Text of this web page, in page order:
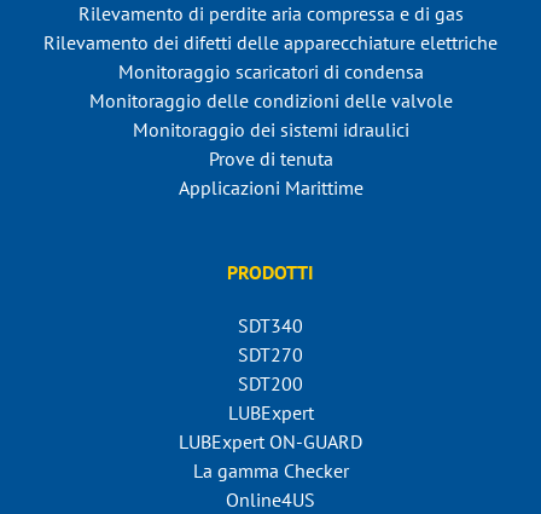
Rilevamento di perdite aria compressa e di gas
Rilevamento dei difetti delle apparecchiature elettriche
Monitoraggio scaricatori di condensa
Monitoraggio delle condizioni delle valvole
Monitoraggio dei sistemi idraulici
Prove di tenuta
Applicazioni Marittime
PRODOTTI
SDT340
SDT270
SDT200
LUBExpert
LUBExpert ON-GUARD
La gamma Checker
Online4US